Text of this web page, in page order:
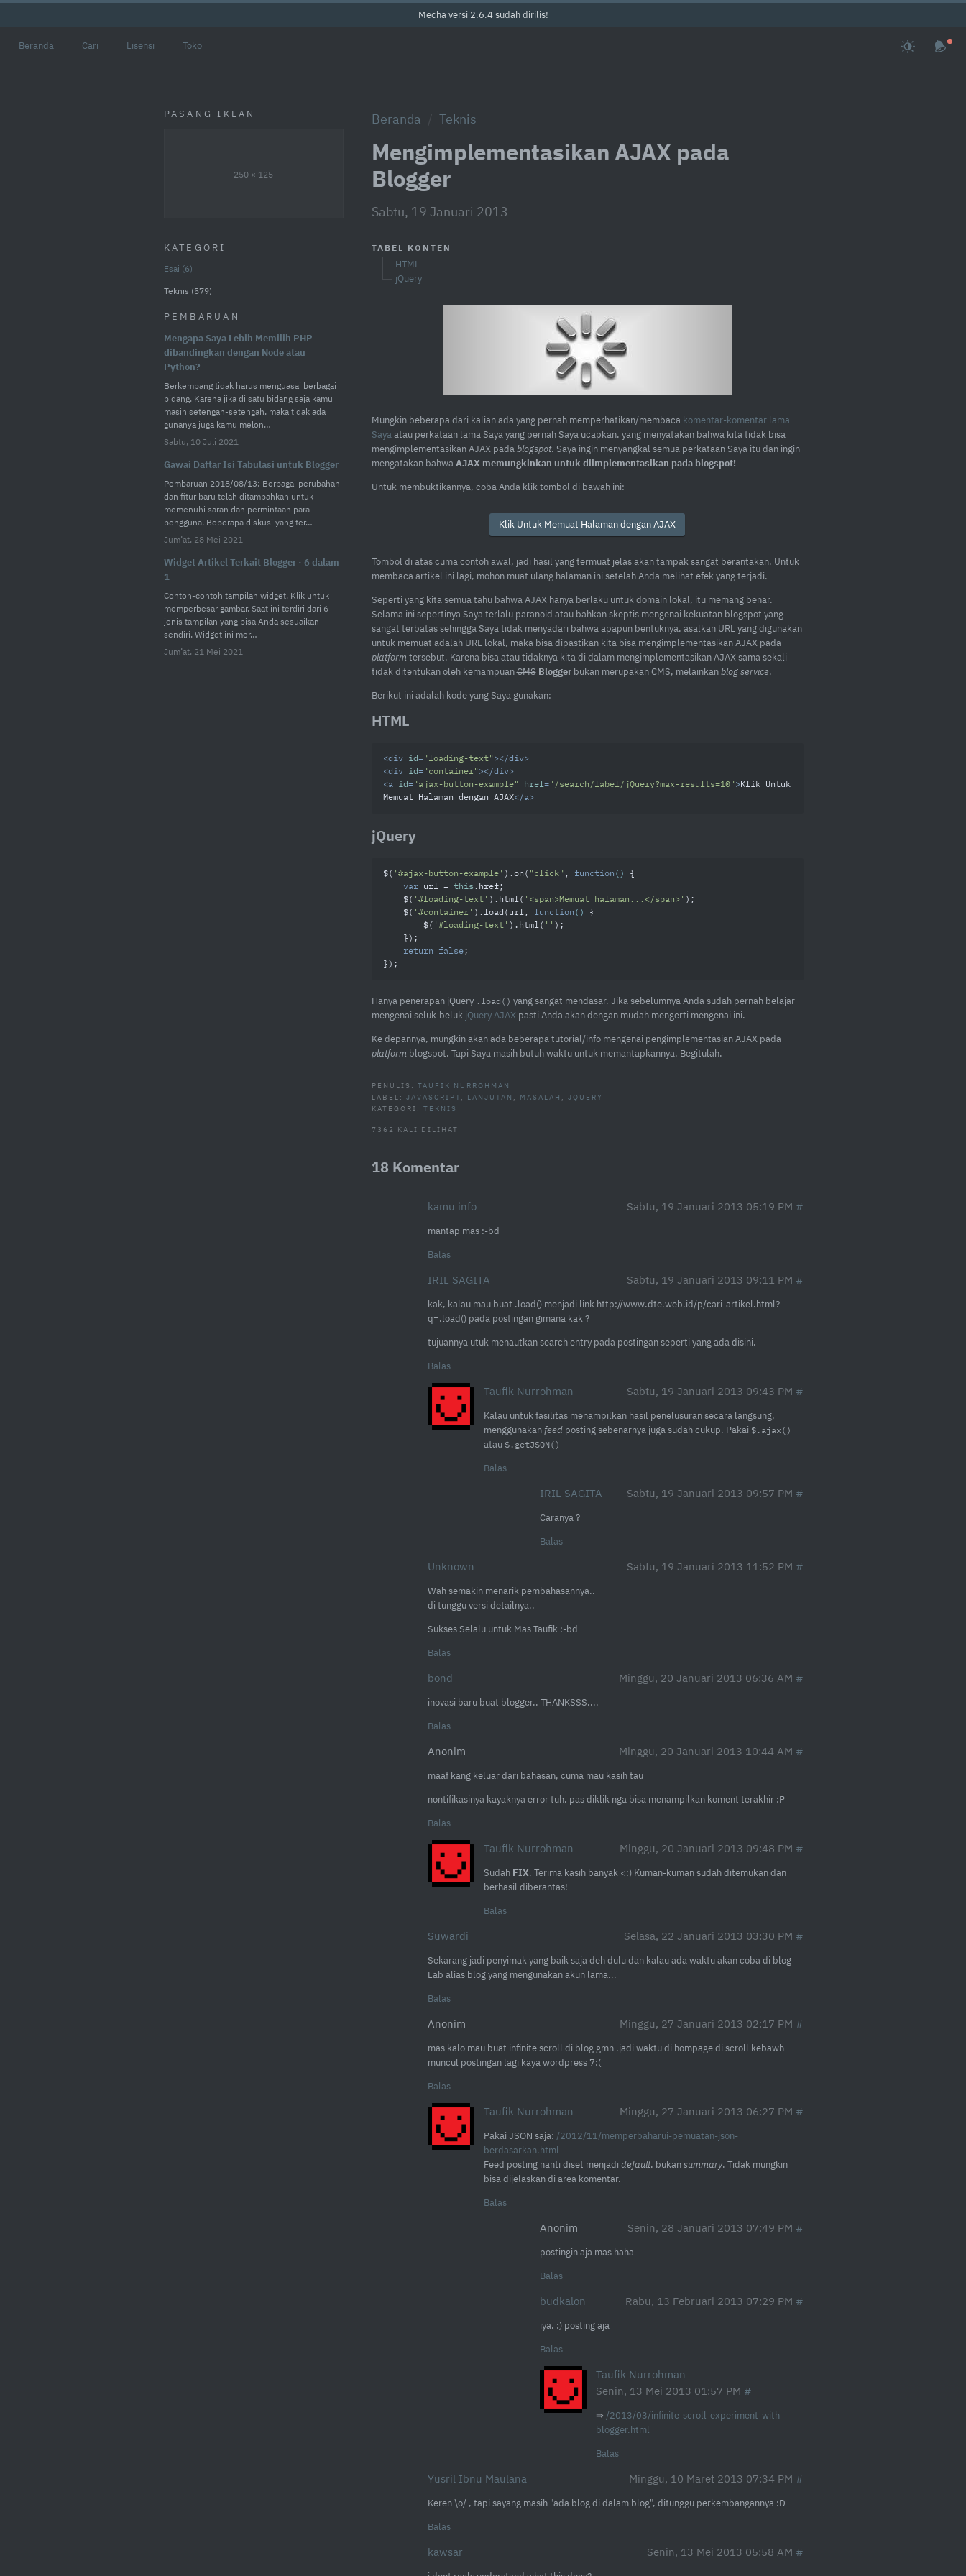
Mecha versi 2.6.4 sudah dirilis!
Beranda Cari Lisensi Toko
Beranda Teknis
Mengimplementasikan AJAX pada
Blogger
Sabtu, 19 Januari 2013
TABEL KONTEN
HTML
jQuery
Mungkin beberapa dari kalian ada yang pernah memperhatikan/membaca komentar-komentar lama
Sayaatau perkataan lama Saya yang pernah Saya ucapkan, yang menyatakan bahwa kita tidak bisa
mengimplementasikan AJAX padablogspot. Saya ingin menyangkal semua perkataan Saya itu dan ingin
mengatakan bahwaAJAX memungkinkan untuk diimplementasikan pada blogspot!
Untuk membuktikannya, coba Anda klik tombol di bawah ini:
Klik Untuk Memuat Halaman dengan AJAX
Tombol di atas cuma contoh awal, jadi hasil yang termuat jelas akan tampak sangat berantakan. Untuk
membaca artikel ini lagi, mohon muat ulang halaman ini setelah Anda melihat efek yang terjadi.
Seperti yang kita semua tahu bahwa AJAX hanya berlaku untuk domain lokal, itu memang benar.
Selama ini sepertinya Saya terlalu paranoid atau bahkan skeptis mengenai kekuatan blogspot yang
sangat terbatas sehingga Saya tidak menyadari bahwa apapun bentuknya, asalkan URL yang digunakan
untuk memuat adalah URL lokal, maka bisa dipastikan kita bisa mengimplementasikan AJAX pada
platform tersebut. Karena bisa atau tidaknya kita di dalam mengimplementasikan AJAX sama sekali
tidak ditentukan oleh kemampuanCMS Bloggerbukan merupakan CMS, melainkanblog service.
Berikut ini adalah kode yang Saya gunakan:
HTML
<div id="loading-text" ></div>
<div id="container" ></div>
<a id="ajax-button-example" href="/search/label/jQuery?max-results=10" >Klik Untuk
Memuat Halaman dengan AJAX</a>
jQuery
$( '#ajax-button-example' ).on( "click" , function ( )
{
var url = this.href;
    $(
'#loading-text' ).html( '<span>Memuat halaman...</span>' );
    $(
'#container' ).load(url, function ( )
{
        $(
'#loading-text' ).html( '' );
return
false;
});
Hanya penerapan jQuery .load() yang sangat mendasar. Jika sebelumnya Anda sudah pernah belajar
mengenai seluk-beluk jQuery AJAX pasti Anda akan dengan mudah mengerti mengenai ini.
Ke depannya, mungkin akan ada beberapa tutorial/info mengenai pengimplementasian AJAX pada
platform blogspot. Tapi Saya masih butuh waktu untuk memantapkannya. Begitulah.
PENULIS: TAUFIK NURROHMAN
LABEL: JAVASCRIPT, LANJUTAN , MASALAH , JQUERY
KATEGORI: TEKNIS
7362 KALI DILIHAT
18 Komentar
kamu info Sabtu, 19 Januari 2013 05:19 PM
mantap mas :-bd
Balas
IRIL SAGITA Sabtu, 19 Januari 2013 09:11 PM
kak, kalau mau buat .load() menjadi link http://www.dte.web.id/p/cari-artikel.html?
q=.load() pada postingan gimana kak ?
tujuannya utuk menautkan search entry pada postingan seperti yang ada disini.
Balas
Taufik Nurrohman Sabtu, 19 Januari 2013 09:43 PM
Kalau untuk fasilitas menampilkan hasil penelusuran secara langsung,
menggunakan feedposting sebenarnya juga sudah cukup. Pakai $.ajax()
atau $.getJSON()
Balas
IRIL SAGITA Sabtu, 19 Januari 2013 09:57 PM
Caranya ?
Balas
Unknown Sabtu, 19 Januari 2013 11:52 PM
Wah semakin menarik pembahasannya..
di tunggu versi detailnya..
Sukses Selalu untuk Mas Taufik :-bd
Balas
bond Minggu, 20 Januari 2013 06:36 AM
inovasi baru buat blogger.. THANKSSS....
Balas
Anonim Minggu, 20 Januari 2013 10:44 AM
maaf kang keluar dari bahasan, cuma mau kasih tau
nontifikasinya kayaknya error tuh, pas diklik nga bisa menampilkan koment terakhir :P
Balas
Taufik Nurrohman Minggu, 20 Januari 2013 09:48 PM
Sudah FIX. Terima kasih banyak <:) Kuman-kuman sudah ditemukan dan
berhasil diberantas!
Balas
Suwardi Selasa, 22 Januari 2013 03:30 PM
Sekarang jadi penyimak yang baik saja deh dulu dan kalau ada waktu akan coba di blog
Lab alias blog yang mengunakan akun lama...
Balas
Anonim Minggu, 27 Januari 2013 02:17 PM
mas kalo mau buat infinite scroll di blog gmn .jadi waktu di hompage di scroll kebawh
muncul postingan lagi kaya wordpress 7:(
Balas
Taufik Nurrohman Minggu, 27 Januari 2013 06:27 PM
Pakai JSON saja: /2012/11/memperbaharui-pemuatan-json-
berdasarkan.html
Feed posting nanti diset menjadi default, bukansummary. Tidak mungkin
bisa dijelaskan di area komentar.
Balas
Anonim Senin, 28 Januari 2013 07:49 PM
postingin aja mas haha
Balas
budkalon Rabu, 13 Februari 2013 07:29 PM
iya, :) posting aja
Balas
Taufik Nurrohman
Senin, 13 Mei 2013 01:57 PM
⇒ /2013/03/infinite-scroll-experiment-with-
blogger.html
Balas
Yusril Ibnu Maulana Minggu, 10 Maret 2013 07:34 PM
Keren \o/ , tapi sayang masih "ada blog di dalam blog", ditunggu perkembangannya :D
Balas
kawsar Senin, 13 Mei 2013 05:58 AM
PASANG IKLAN
250 × 125
KATEGORI
Esai 6
Teknis 579
PEMBARUAN
Mengapa Saya Lebih Memilih PHP
dibandingkan dengan Node atau
Python?
Berkembang tidak harus menguasai berbagai
bidang. Karena jika di satu bidang saja kamu
masih setengah-setengah, maka tidak ada
gunanya juga kamu melon…
Sabtu, 10 Juli 2021
Gawai Daftar Isi Tabulasi untuk Blogger
Pembaruan 2018/08/13: Berbagai perubahan
dan fitur baru telah ditambahkan untuk
memenuhi saran dan permintaan para
pengguna. Beberapa diskusi yang ter…
Jum’at, 28 Mei 2021
Widget Artikel Terkait Blogger · 6 dalam
1
Contoh-contoh tampilan widget. Klik untuk
memperbesar gambar. Saat ini terdiri dari 6
jenis tampilan yang bisa Anda sesuaikan
sendiri. Widget ini mer…
Jum’at, 21 Mei 2021